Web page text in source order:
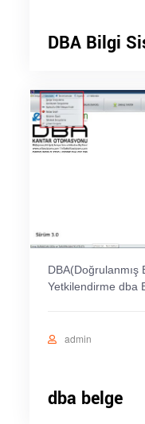
DBA Bilgi
DBA(Doğrulanmış
Yetkilendirme dba
admin
dba belge